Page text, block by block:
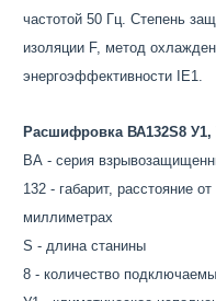
частотой 50 Гц. Степень
изоляции F, метод
энергоэффективности IE1.
Расшифровка ВА132S8 У1,
ВА - серия
132 - габарит, расстояние
миллиметрах
S - длина станины
8 - количество